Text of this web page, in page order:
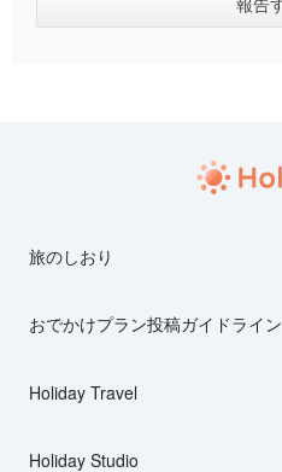
旅のしおり
おでかけプラン投稿ガイドライン
Holiday Travel
Holiday Studio